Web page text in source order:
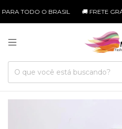
O BRASIL 🚚 FRETE GRÁTIS A